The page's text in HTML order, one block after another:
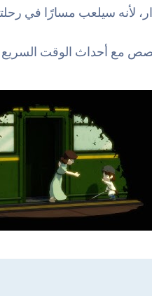
لأنه سيلعب مسارًا في
مع أحداث الوقت السريع